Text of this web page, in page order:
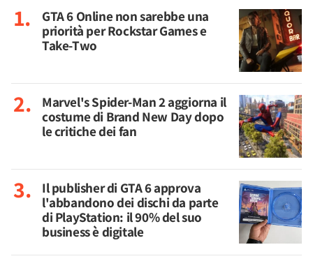
GTA 6 Online non sarebbe una
priorità per Rockstar Games e
Take-Two
Marvel's Spider-Man 2 aggiorna il
costume di Brand New Day dopo
le critiche dei fan
Il publisher di GTA 6 approva
l'abbandono dei dischi da parte
di PlayStation: il 90% del suo
business è digitale